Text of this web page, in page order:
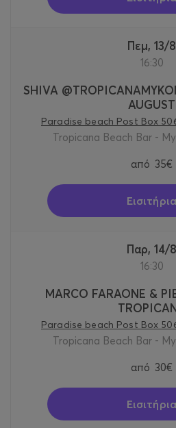
Πεμ, 13/8
16:30
SHIVA
AUGUST
Paradise beach Post Box
Tropicana Beach Bar -
από 35€
Εισιτήρια
Παρ, 14/8
16:30
MARCO FARAONE &
Paradise beach Post Box
Tropicana Beach Bar -
από 30€
Εισιτήρια